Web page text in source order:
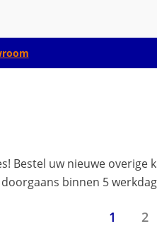
Bestel uw nieuwe overige
binnen 5
1 2